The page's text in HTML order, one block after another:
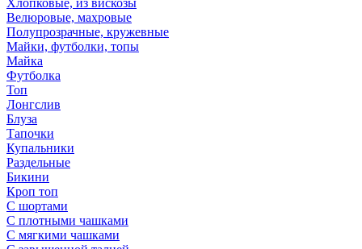
Велюровые, махровые
Полупрозрачные, кружевные
Майки, футболки, топы
Майка
Футболка
Топ
Лонгслив
Блуза
Тапочки
Купальники
Раздельные
Бикини
Кроп топ
С шортами
С плотными чашками
С мягкими чашками